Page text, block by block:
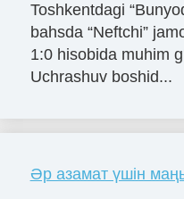
Toshkentdagi
bahsda “Neftchi”
1:0 hisobida muhim
Uchrashuv boshid...
Әр азамат үшін